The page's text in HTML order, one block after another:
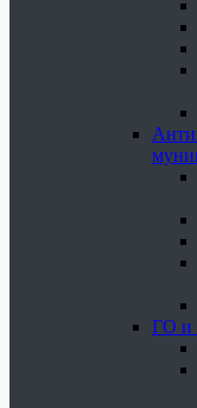
ГО и